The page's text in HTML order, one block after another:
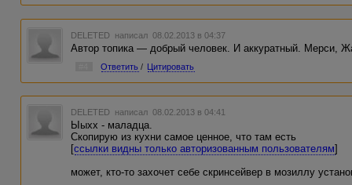
DELETED написал 08.02.2013 в 04:37
Автор топика — добрый человек. И аккуратный. Мерси,
Ответить / Цитировать
DELETED написал 08.02.2013 в 04:41
Ыыхх - маладца.
Скопирую из кухни самое ценное, что там есть
[ссылки видны только авторизованным пользователям]
может, кто-то захочет себе скринсейвер в мозиллу